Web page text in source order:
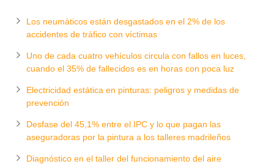
Los neumáticos están desgastados en el 2% de los
accidentes de tráfico con víctimas
Uno de cada cuatro vehículos circula con fallos en luces,
cuando el 35% de fallecidos es en horas con poca luz
Electricidad estática en pinturas: peligros y medidas de
prevención
Desfase del 45,1% entre el IPC y lo que pagan las
aseguradoras por la pintura a los talleres madrileños
Diagnóstico en el taller del funcionamiento del aire